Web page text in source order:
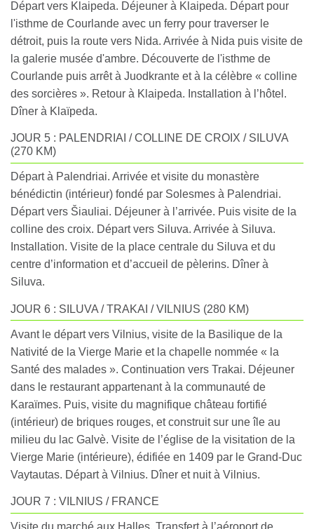
Départ vers Klaipeda. Déjeuner à Klaipeda. Départ pour
l'isthme de Courlande avec un ferry pour traverser le
détroit, puis la route vers Nida. Arrivée à Nida puis visite de
la galerie musée d'ambre. Découverte de l'isthme de
Courlande puis arrêt à Juodkrante et à la célèbre « colline
des sorcières ». Retour à Klaipeda. Installation à l’hôtel.
Dîner à Klaïpeda.
JOUR 5 : PALENDRIAI / COLLINE DE CROIX / SILUVA
(270 KM)
Départ à Palendriai. Arrivée et visite du monastère
bénédictin (intérieur) fondé par Solesmes à Palendriai.
Départ vers Šiauliai. Déjeuner à l’arrivée. Puis visite de la
colline des croix. Départ vers Siluva. Arrivée à Siluva.
Installation. Visite de la place centrale du Siluva et du
centre d’information et d’accueil de pèlerins. Dîner à
Siluva.
JOUR 6 : SILUVA / TRAKAI / VILNIUS (280 KM)
Avant le départ vers Vilnius, visite de la Basilique de la
Nativité de la Vierge Marie et la chapelle nommée « la
Santé des malades ». Continuation vers Trakai. Déjeuner
dans le restaurant appartenant à la communauté de
Karaïmes. Puis, visite du magnifique château fortifié
(intérieur) de briques rouges, et construit sur une île au
milieu du lac Galvè. Visite de l’église de la visitation de la
Vierge Marie (intérieure), édifiée en 1409 par le Grand-Duc
Vaytautas. Départ à Vilnius. Dîner et nuit à Vilnius.
JOUR 7 : VILNIUS / FRANCE